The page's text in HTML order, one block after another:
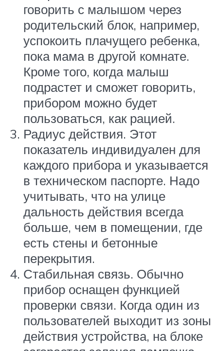
говорить с малышом через
родительский блок, например,
успокоить плачущего ребенка,
пока мама в другой комнате.
Кроме того, когда малыш
подрастет и сможет говорить,
прибором можно будет
пользоваться, как рацией.
Радиус действия. Этот
показатель индивидуален для
каждого прибора и указывается
в техническом паспорте. Надо
учитывать, что на улице
дальность действия всегда
больше, чем в помещении, где
есть стены и бетонные
перекрытия.
Стабильная связь. Обычно
прибор оснащен функцией
проверки связи. Когда один из
пользователей выходит из зоны
действия устройства, на блоке